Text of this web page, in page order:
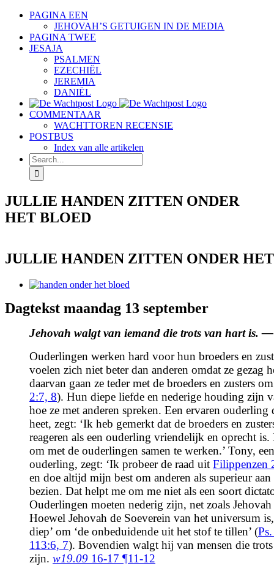
Skip
content
PAGINA EEN
JEHOVAH’S GETUIGEN IN DE MEDIA
PAGINA TWEE
JESAJA
PSALMEN
EZECHIËL
JEREMIA
DANIËL
COMMENTAAR
WACHTTOREN RECENSIE
POSTBUS
Index van alle artikelen
Search
for:
JULLIE HANDEN ZITTEN ONDER
HET BLOED
JULLIE HANDEN ZITTEN ONDER
View
Image
Dagtekst maandag 13 september
Jehovah walgt van iemand die trots van hart is.
Ouderlingen werken hard voor hun broeders en
voelen zich niet beter dan anderen omdat ze gezag
daarvan gaan ze teder met de broeders en zusters
2:7, 8). Hun diepe liefde en nederige houding zijn
hoe ze met anderen spreken. Een ervaren
heet, zegt: ‘Ik heb gemerkt dat de broeders en
reageren als een ouderling vriendelijk en oprecht is.
om met de ouderlingen samen te werken.’ Tony,
ouderling, zegt: ‘Ik probeer de raad uit Filippenzen
en doe altijd mijn best om anderen als superieur aan
bezien. Dat helpt me om me niet als een soort
Ouderlingen moeten nederig zijn, net zoals
Hoewel Jehovah de Soeverein van het universum
diep’ om ‘de onbeduidende uit het stof te tillen’ (
113:6, 7). Bovendien walgt hij van mensen die
zijn. w19.09 16-17 ¶11-12